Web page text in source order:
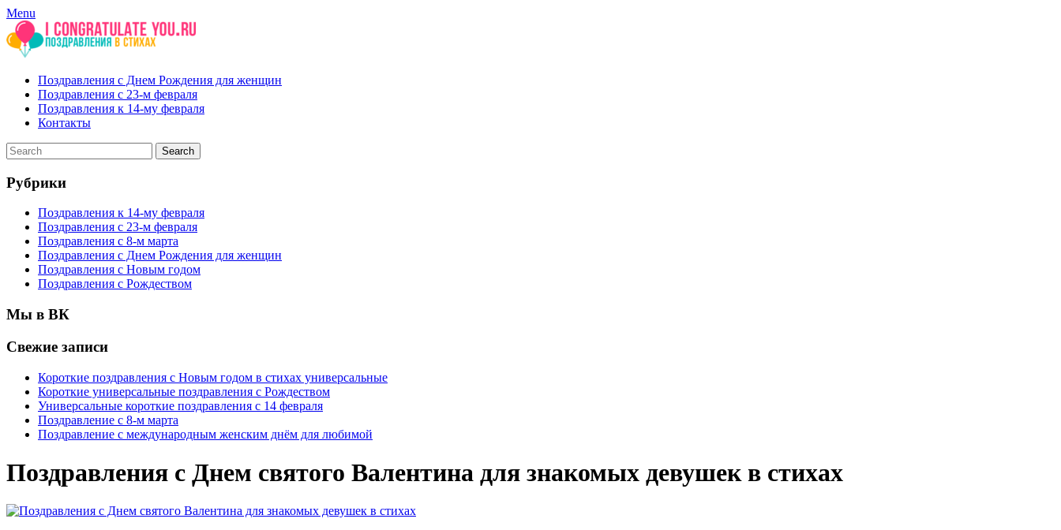
Menu
Поздравления с Днем Рождения для женщин
Поздравления с 23-м февраля
Поздравления к 14-му февраля
Контакты
Рубрики
Поздравления к 14-му февраля
Поздравления с 23-м февраля
Поздравления с 8-м марта
Поздравления с Днем Рождения для женщин
Поздравления с Новым годом
Поздравления с Рождеством
Мы в ВК
Свежие записи
Короткие поздравления с Новым годом в стихах универсальные
Короткие универсальные поздравления с Рождеством
Универсальные короткие поздравления с 14 февраля
Поздравление с 8-м марта
Поздравление с международным женским днём для любимой
Поздравления с Днем святого Валентина для знакомых девушек в стихах